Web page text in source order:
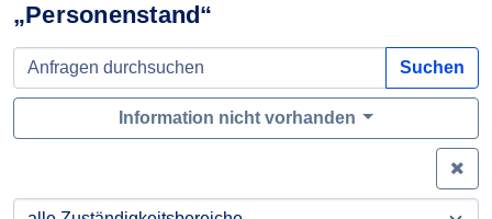
„Personenstand“
Suchen
Information nicht vorhanden